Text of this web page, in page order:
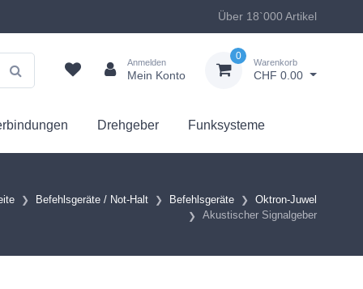
Über 18`000 Artikel
Anmelden
Mein Konto
0
Warenkorb
CHF 0.00
Drehgeber Funksysteme
Befehlsgeräte / Not-Halt Befehlsgeräte
Oktron-Juwel
Akustischer Signalgeber